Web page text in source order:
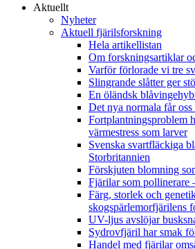
Aktuellt
Nyheter
Aktuell fjärilsforskning
Hela artikellistan
Om forskningsartiklar
Varför förlorade vi tre
Slingrande slåtter ger
En öländsk
Det nya normala får
Fortplantningsproblem
värmestress som larver
Svenska svartfläckiga
Storbritannien
Förskjuten blomning
Fjärilar som pollinerare
Färg, storlek och
skogspärlemorfjärilens
UV-ljus avslöjar
Sydrovfjäril har smak
Handel med fjärilar